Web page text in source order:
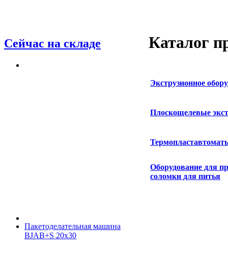
Сейчас на складе
Пакетоделательная машина
BJAB+S 20x30
Каталог
Экструзионное
Плоскощелевые
Оборудование для
соломки для питья